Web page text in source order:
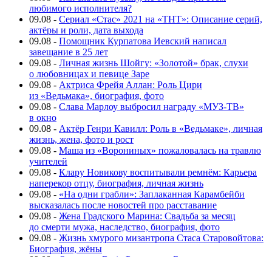
любимого исполнителя?
09.08 - Сериал «Стас» 2021 на «ТНТ»: Описание серий,
актёры и роли, дата выхода
09.08 - Помощник Курпатова Иевский написал
завещание в 25 лет
09.08 - Личная жизнь Шойгу: «Золотой» брак, слухи
о любовницах и певице Заре
09.08 - Актриса Фрейя Аллан: Роль Цири
из «Ведьмака», биография, фото
09.08 - Слава Марлоу выбросил награду «МУЗ-ТВ»
в окно
09.08 - Актёр Генри Кавилл: Роль в «Ведьмаке», личная
жизнь, жена, фото и рост
09.08 - Маша из «Ворониных» пожаловалась на травлю
учителей
09.08 - Клару Новикову воспитывали ремнём: Карьера
наперекор отцу, биография, личная жизнь
09.08 - «На одни грабли»: Заплаканная Карамбейби
высказалась после новостей про расставание
09.08 - Жена Градского Марина: Свадьба за месяц
до смерти мужа, наследство, биография, фото
09.08 - Жизнь хмурого мизантропа Стаса Старовойтова:
Биография, жёны